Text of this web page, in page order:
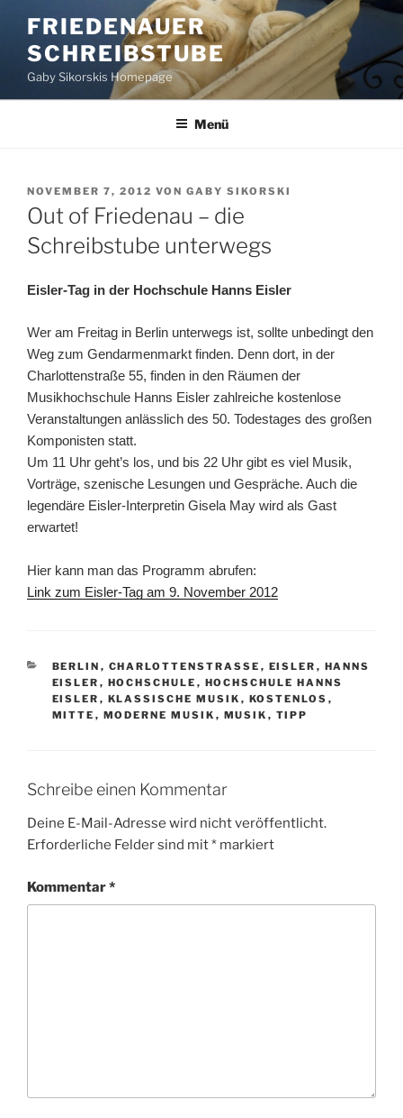
Inhalt
springen
FRIEDENAUER
SCHREIBSTUBE
Gaby Sikorskis Homepage
Menü
VERÖFFENTLICHT
AM
NOVEMBER 7, 2012 VON GABY SIKORSKI
Out of Friedenau – die
Schreibstube unterwegs
Eisler-Tag in der Hochschule Hanns Eisler
Wer am Freitag in Berlin unterwegs ist, sollte unbedingt den
Weg zum Gendarmenmarkt finden. Denn dort, in der
Charlottenstraße 55, finden in den Räumen der
Musikhochschule Hanns Eisler zahlreiche kostenlose
Veranstaltungen anlässlich des 50. Todestages des großen
Komponisten statt.
Um 11 Uhr geht’s los, und bis 22 Uhr gibt es viel Musik,
Vorträge, szenische Lesungen und Gespräche. Auch die
legendäre Eisler-Interpretin Gisela May wird als Gast
erwartet!
Hier kann man das Programm abrufen:
Link zum Eisler-Tag am 9. November 2012
KATEGORIEN
BERLIN , CHARLOTTENSTRASSE , EISLER , HANNS
EISLER , HOCHSCHULE , HOCHSCHULE HANNS
EISLER , KLASSISCHE MUSIK , KOSTENLOS ,
MITTE , MODERNE MUSIK , MUSIK , TIPP
Schreibe einen Kommentar
Deine E-Mail-Adresse wird nicht veröffentlicht.
Erforderliche Felder sind mit* markiert
Kommentar*